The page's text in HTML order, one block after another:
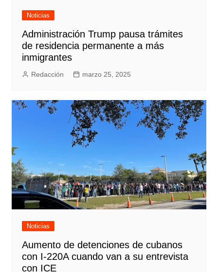
Noticias
Administración Trump pausa trámites
de residencia permanente a más
inmigrantes
Redacción marzo 25, 2025
Noticias
Aumento de detenciones de cubanos
con I-220A cuando van a su entrevista
con ICE